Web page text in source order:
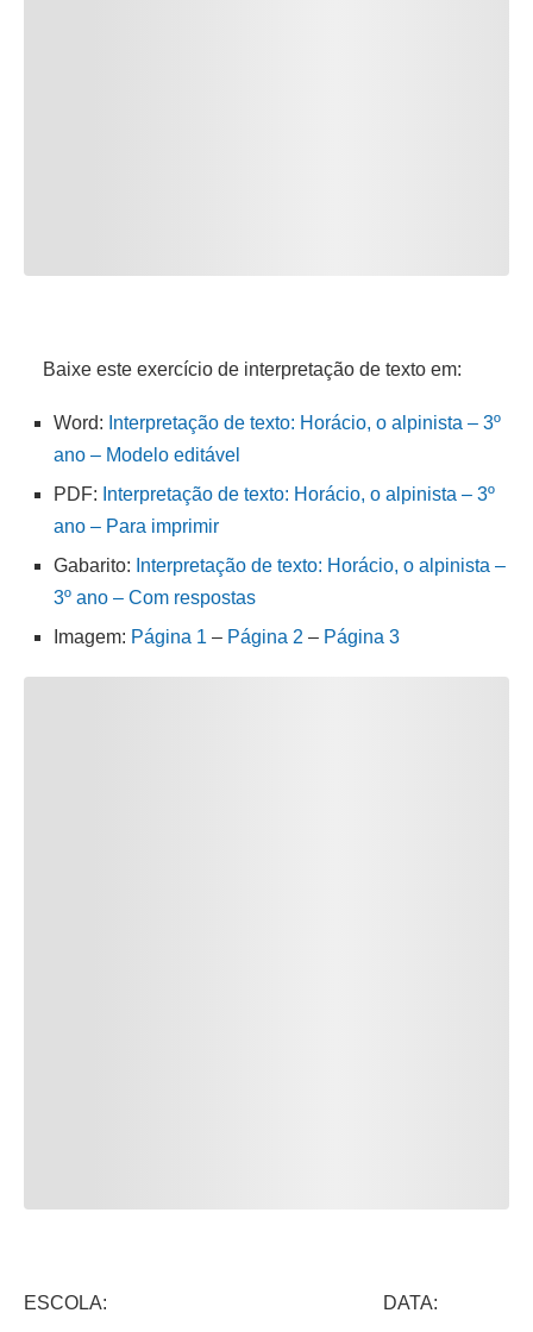
Baixe este exercício de interpretação de texto em:
Word: Interpretação de texto: Horácio, o alpinista – 3º
ano – Modelo editável
PDF: Interpretação de texto: Horácio, o alpinista – 3º
ano – Para imprimir
Gabarito: Interpretação de texto: Horácio, o alpinista –
3º ano – Com respostas
Imagem: Página 1 – Página 2 – Página 3
ESCOLA: DATA: